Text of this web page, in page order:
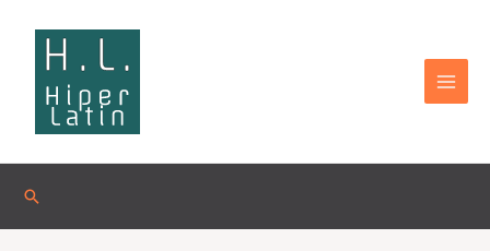
contenido
Buscar